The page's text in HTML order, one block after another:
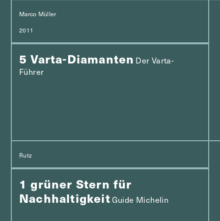
Marco Müller
2011
5 Varta-Diamanten Der Varta-
Führer
Rutz
1 grüner Stern für
NachhaltigkeitGuide Michelin